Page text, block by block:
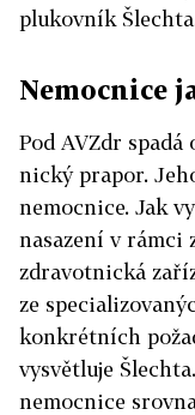
plukovník
Nemocnice
Pod AVZdr
nický prapor.
nemocnice. Jak
nasazení v rámci
zdravotnická
ze
konkrétních
vysvětluje
nemocnice